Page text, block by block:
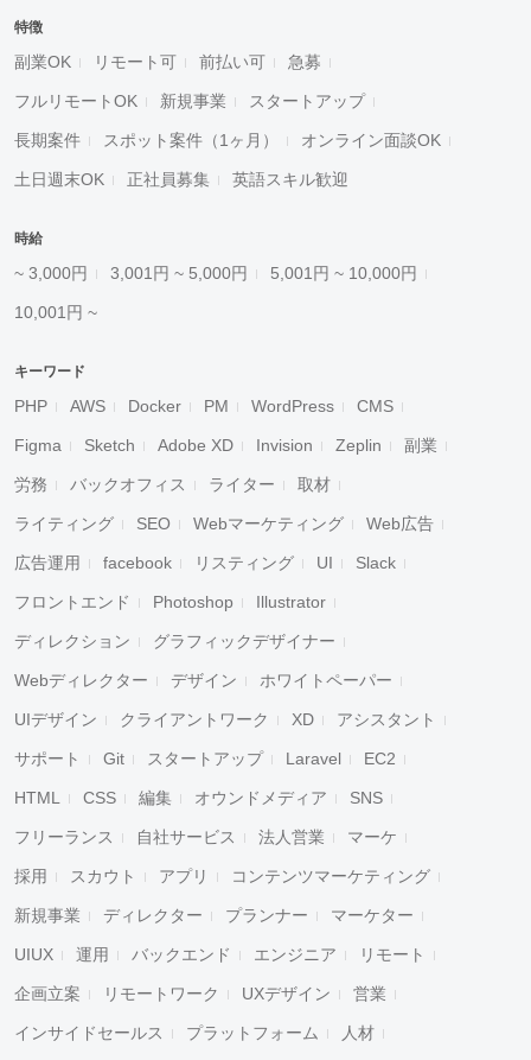
特徴
副業OK リモート可 前払い可 急募
フルリモートOK 新規事業 スタートアップ
長期案件 スポット案件（1ヶ月） オンライン面談OK
土日週末OK 正社員募集 英語スキル歓迎
時給
~ 3,000円 3,001円 ~ 5,000円 5,001円 ~ 10,000円
10,001円 ~
キーワード
PHP AWS Docker PM WordPress CMS
Figma Sketch Adobe XD Invision Zeplin 副業
労務 バックオフィス ライター 取材
ライティング SEO Webマーケティング Web広告
広告運用 facebook リスティング UI Slack
フロントエンド Photoshop Illustrator
ディレクション グラフィックデザイナー
Webディレクター デザイン ホワイトペーパー
UIデザイン クライアントワーク XD アシスタント
サポート Git スタートアップ Laravel EC2
HTML CSS 編集 オウンドメディア SNS
フリーランス 自社サービス 法人営業 マーケ
採用 スカウト アプリ コンテンツマーケティング
新規事業 ディレクター プランナー マーケター
UIUX 運用 バックエンド エンジニア リモート
企画立案 リモートワーク UXデザイン 営業
インサイドセールス プラットフォーム 人材